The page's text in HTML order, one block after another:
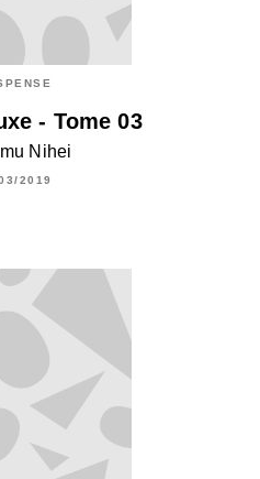
- Tome 03
Nihei
2019